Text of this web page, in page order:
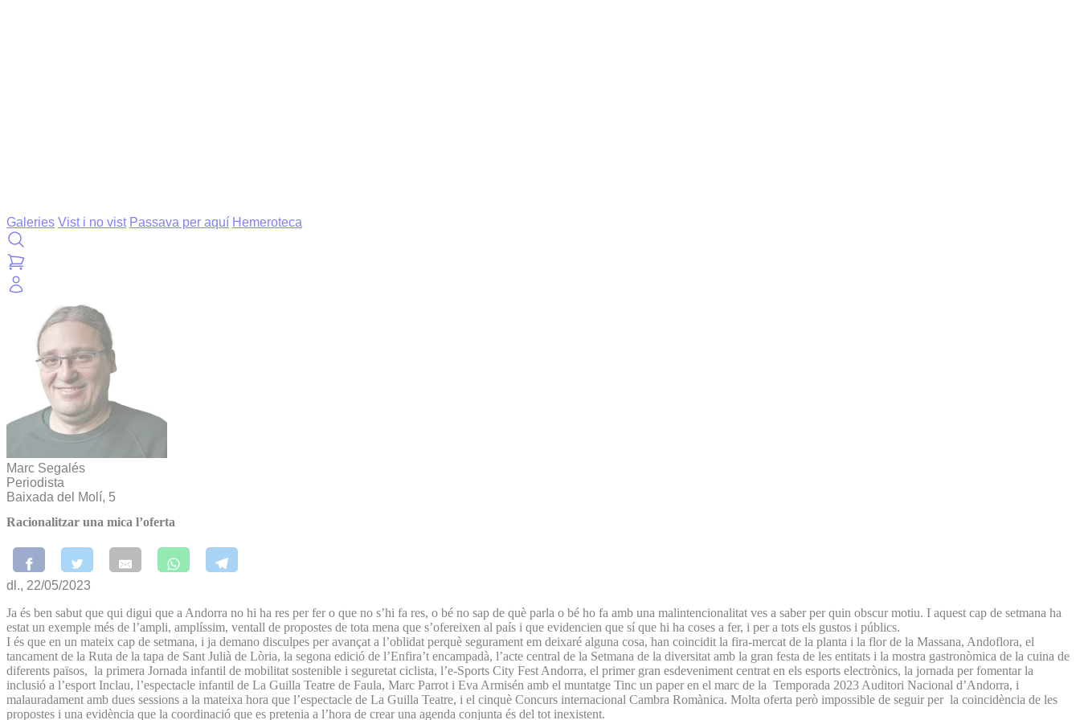
Galeries Vist i no vist Passava per aquí Hemeroteca
Marc Segalés
Periodista
Baixada del Molí, 5
Racionalitzar una mica l’oferta
dl., 22/05/2023
Ja és ben sabut que qui digui que a Andorra no hi ha res per fer o que no s’hi fa res, o bé no sap de què parla o bé ho fa amb una malintencionalitat ves a saber per quin obscur motiu. I aquest cap de setmana ha
estat un exemple més de l’ampli, amplíssim, ventall de propostes de tota mena que s’ofereixen al país i que evidencien que sí que hi ha coses a fer, i per a tots els gustos i públics.
I és que en un mateix cap de setmana, i ja demano disculpes per avançat a l’oblidat perquè segurament em deixaré alguna cosa, han coincidit la fira-mercat de la planta i la flor de la Massana, Andoflora, el
tancament de la Ruta de la tapa de Sant Julià de Lòria, la segona edició de l’Enfira’t encampadà, l’acte central de la Setmana de la diversitat amb la gran festa de les entitats i la mostra gastronòmica de la cuina de
diferents països, la primera Jornada infantil de mobilitat sostenible i seguretat ciclista, l’e-Sports City Fest Andorra, el primer gran esdeveniment centrat en els esports electrònics, la jornada per fomentar la
inclusió a l’esport Inclau, l’espectacle infantil de La Guilla Teatre de Faula, Marc Parrot i Eva Armisén amb el muntatge Tinc un paper en el marc de la Temporada 2023 Auditori Nacional d’Andorra, i
malauradament amb dues sessions a la mateixa hora que l’espectacle de La Guilla Teatre, i el cinquè Concurs internacional Cambra Romànica. Molta oferta però impossible de seguir per la coincidència de les
propostes i una evidència que la coordinació que es pretenia a l’hora de crear una agenda conjunta és del tot inexistent.